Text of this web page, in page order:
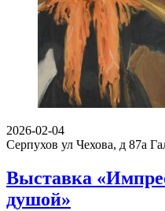
2026-02-04
Серпухов ул Чехова, д 87а
Выставка
душой»